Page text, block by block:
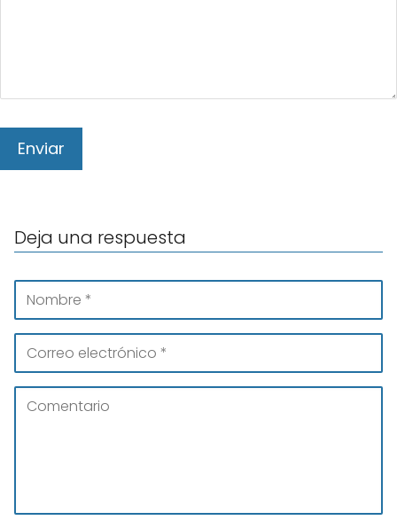
Deja una respuesta